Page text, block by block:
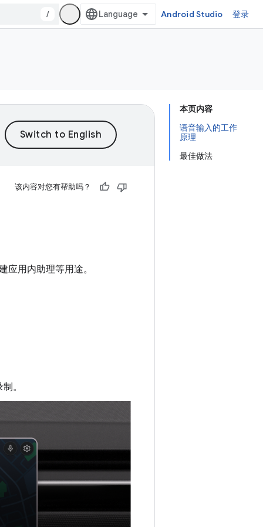
/ Android Studio 登录
本页内容
语音输入的工作
原理
最佳做法
该内容对您有帮助吗？
用内助理等用途。
。